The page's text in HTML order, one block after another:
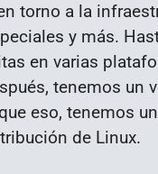
torno a la
y más.
en varias
tenemos un
eso, tenemos
de Linux.